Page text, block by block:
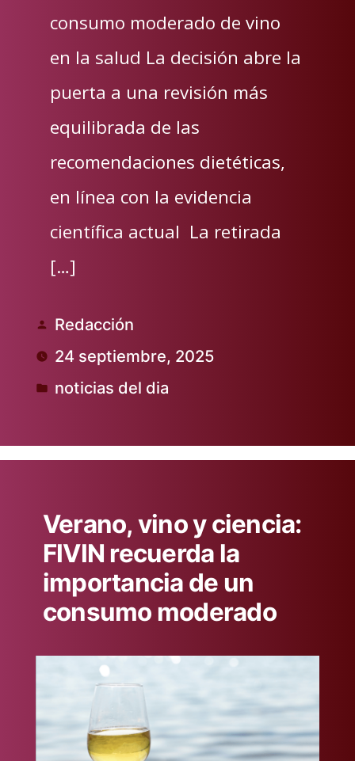
consumo moderado de vino
en la salud La decisión abre la
puerta a una revisión más
equilibrada de las
recomendaciones dietéticas,
en línea con la evidencia
científica actual La retirada
[…]
Publicado
por
Redacción
24 septiembre, 2025
Publicado
noticias del dia
Verano, vino y ciencia:
FIVIN recuerda la
importancia de un
consumo moderado